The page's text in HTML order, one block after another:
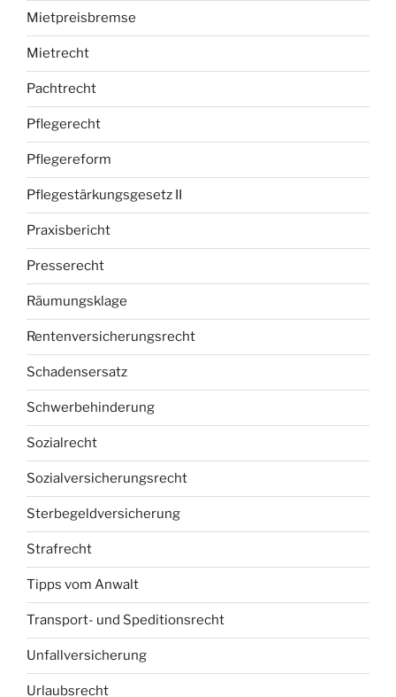
Mietpreisbremse
Mietrecht
Pachtrecht
Pflegerecht
Pflegereform
Pflegestärkungsgesetz II
Praxisbericht
Presserecht
Räumungsklage
Rentenversicherungsrecht
Schadensersatz
Schwerbehinderung
Sozialrecht
Sozialversicherungsrecht
Sterbegeldversicherung
Strafrecht
Tipps vom Anwalt
Transport- und Speditionsrecht
Unfallversicherung
Urlaubsrecht